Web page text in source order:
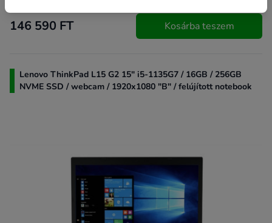
146 590 FT Kosárba teszem
Lenovo ThinkPad L15 G2 15" i5-1135G7 / 16GB / 256GB
NVME SSD / webcam / 1920x1080 "B" / felújított notebook